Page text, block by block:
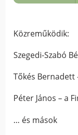
Közreműködik:
Szegedi-Szabó
Tőkés
Péter János –a
… és mások